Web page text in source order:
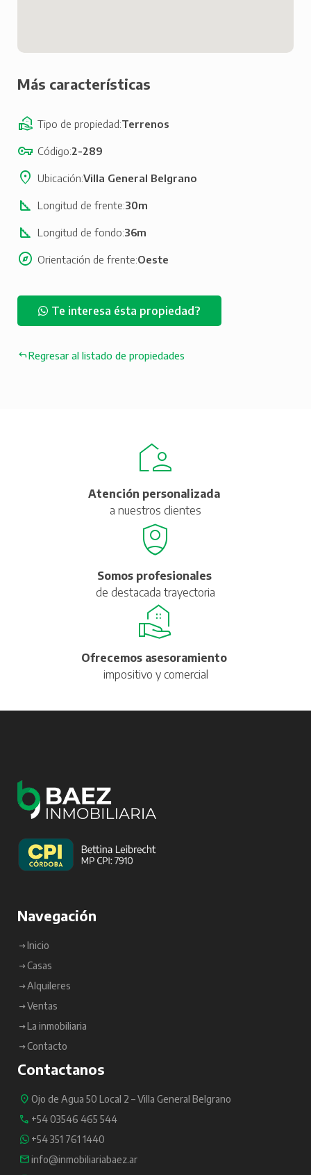
Más características
Tipo de propiedad Terrenos
Código 2-289
Ubicación Villa General Belgrano
Longitud de frente 30m
Longitud de fondo 36m
Orientación de frente Oeste
Te interesa ésta propiedad?
Regresar al listado de propiedades
Atención personalizada
a nuestros clientes
Somos profesionales
de destacada trayectoria
Ofrecemos asesoramiento
impositivo y comercial
Navegación
Inicio
Casas
Alquileres
Ventas
La inmobiliaria
Contacto
Contactanos
Ojo de Agua 50 Local 2 – Villa General Belgrano
+54 03546 465 544
+54 351 761 1440
info@inmobiliariabaez.ar